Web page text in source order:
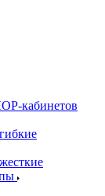
кабинетов